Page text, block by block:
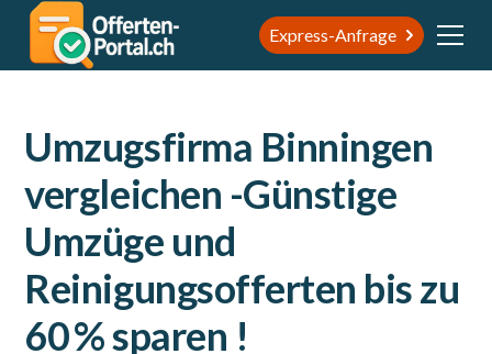
Express-Anfrage
Umzugsfirma Binningen
vergleichen -Günstige
Umzüge und
Reinigungsofferten bis zu
60 % sparen !